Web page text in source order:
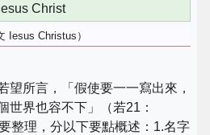
Christ
Iesus Christus）
望所言，「假使要一一寫出來，
世界也容不下」（若21：
整理，分以下要點概述：1.名字